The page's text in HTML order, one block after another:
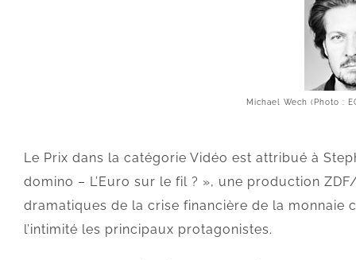
Michael Wech (Photo :
Le Prix dans la catégorie Vidéo est attribué à
domino – L’Euro sur le fil ? », une production
dramatiques de la crise financière de la
l’intimité les principaux protagonistes.